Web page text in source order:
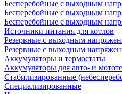
Бесперебойные с выходным
Бесперебойные с выходным
Бесперебойные с выходным
Источники питания для котлов
Резервные с выходным
Резервные с выходным
Аккумуляторы и термостаты
Аккумуляторы для авто- и
Стабилизированные
Специализированные